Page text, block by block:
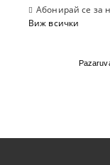
Абонирай се за
Виж всички